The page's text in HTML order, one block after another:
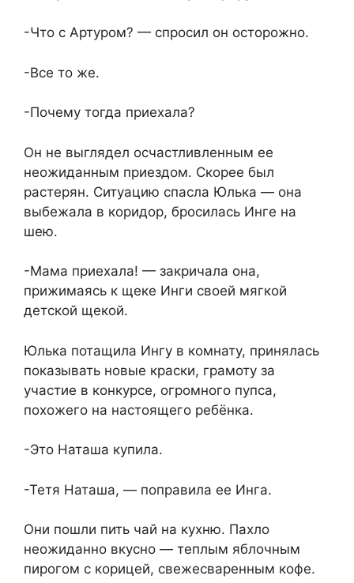
-Что с Артуром? — спросил он осторожно.
-Все то же.
-Почему тогда приехала?
Он не выглядел осчастливленным ее
неожиданным приездом. Скорее был
растерян. Ситуацию спасла Юлька — она
выбежала в коридор, бросилась Инге на
шею.
-Мама приехала! — закричала она,
прижимаясь к щеке Инги своей мягкой
детской щекой.
Юлька потащила Ингу в комнату, принялась
показывать новые краски, грамоту за
участие в конкурсе, огромного пупса,
похожего на настоящего ребёнка.
-Это Наташа купила.
-Тетя Наташа, — поправила ее Инга.
Они пошли пить чай на кухню. Пахло
неожиданно вкусно — теплым яблочным
пирогом с корицей, свежесваренным кофе.